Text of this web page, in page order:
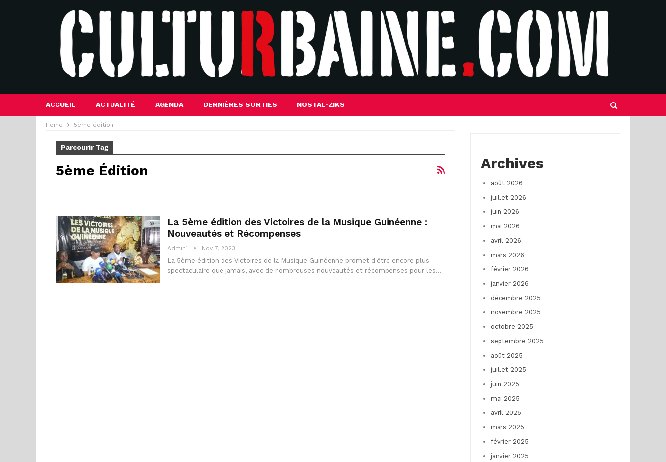
ACCUEIL ACTUALITÉ AGENDA DERNIÈRES SORTIES NOSTAL-ZIKS
Home 5ème édition
Parcourir Tag
5ème Édition
La 5ème édition des Victoires de la Musique Guinéenne :
Nouveautés et Récompenses
Admin1 Nov 7, 2023
La 5ème édition des Victoires de la Musique Guinéenne promet d'être encore plus
spectaculaire que jamais, avec de nombreuses nouveautés et récompenses pour les…
Archives
août 2026
juillet 2026
juin 2026
mai 2026
avril 2026
mars 2026
février 2026
janvier 2026
décembre 2025
novembre 2025
octobre 2025
septembre 2025
août 2025
juillet 2025
juin 2025
mai 2025
avril 2025
mars 2025
février 2025
janvier 2025